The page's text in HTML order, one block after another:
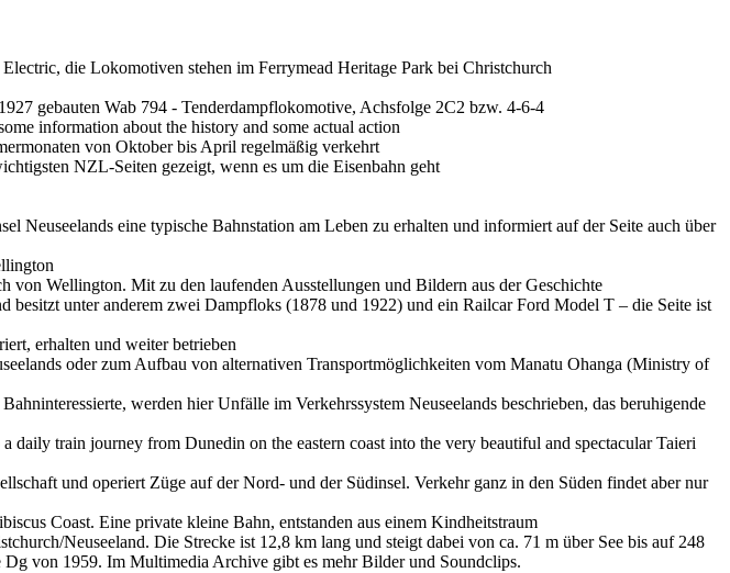
die Lokomotiven stehen im Ferrymead Heritage Park bei Christchurch
gebauten Wab 794 - Tenderdampflokomotive, Achsfolge 2C2 bzw. 4-6-4
information about the history and some actual action
von Oktober bis April regelmäßig verkehrt
NZL-Seiten gezeigt, wenn es um die Eisenbahn geht
Neuseelands eine typische Bahnstation am Leben zu erhalten und informiert auf der Seite auch über
von Wellington. Mit zu den laufenden Ausstellungen und Bildern aus der Geschichte
besitzt unter anderem zwei Dampfloks (1878 und 1922) und ein Railcar Ford Model T – die Seite ist
erhalten und weiter betrieben
oder zum Aufbau von alternativen Transportmöglichkeiten vom Manatu Ohanga (Ministry of
werden hier Unfälle im Verkehrssystem Neuseelands beschrieben, das beruhigende
train journey from Dunedin on the eastern coast into the very beautiful and spectacular Taieri
und operiert Züge auf der Nord- und der Südinsel. Verkehr ganz in den Süden findet aber nur
Coast. Eine private kleine Bahn, entstanden aus einem Kindheitstraum
Neuseeland. Die Strecke ist 12,8 km lang und steigt dabei von ca. 71 m über See bis auf 248
von 1959. Im Multimedia Archive gibt es mehr Bilder und Soundclips.